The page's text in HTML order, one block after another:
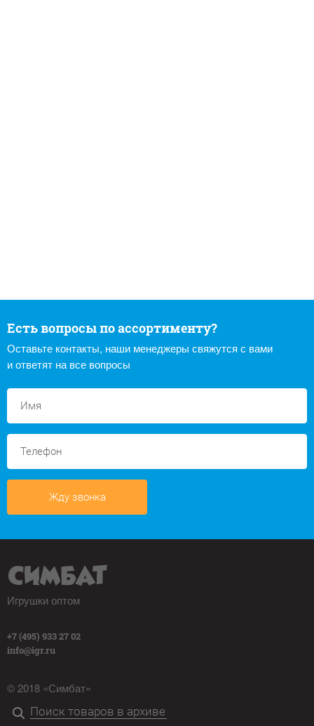
Есть вопросы по ассортименту?
Оставьте контакты, наши менеджеры свяжутся с вами
и ответят на все вопросы
Жду звонка
Игрушки оптом
+7 (495) 933 27 02
info@igr.ru
© 2018 «Симбат»